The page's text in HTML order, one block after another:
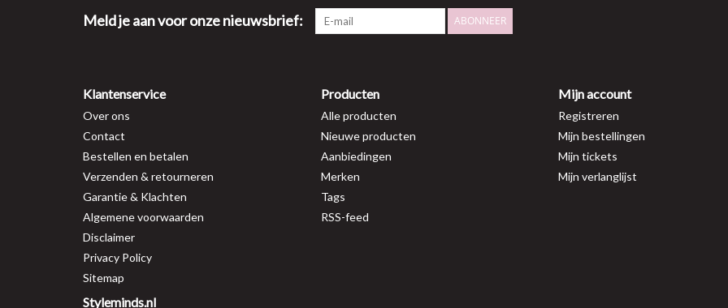
Meld je aan voor onze nieuwsbrief: ABONNEER
Klantenservice
Over ons
Contact
Bestellen en betalen
Verzenden & retourneren
Garantie & Klachten
Algemene voorwaarden
Disclaimer
Privacy Policy
Sitemap
Producten
Alle producten
Nieuwe producten
Aanbiedingen
Merken
Tags
RSS-feed
Mijn account
Registreren
Mijn bestellingen
Mijn tickets
Mijn verlanglijst
Styleminds.nl